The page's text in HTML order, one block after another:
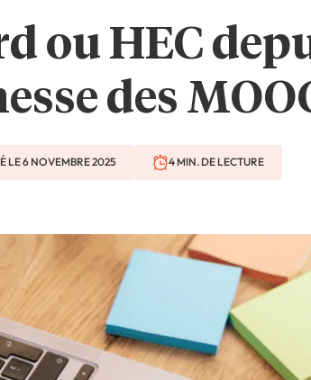
ou HEC
des
LE 6 NOVEMBRE 2025 4 MIN. DE LECTURE